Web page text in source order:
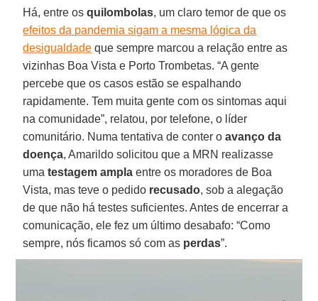
Há, entre osquilombolas, um claro temor de que os
efeitos da pandemia sigam a mesma lógica da
desigualdade que sempre marcou a relação entre as
vizinhas Boa Vista e Porto Trombetas. “A gente
percebe que os casos estão se espalhando
rapidamente. Tem muita gente com os sintomas aqui
na comunidade”, relatou, por telefone, o líder
comunitário. Numa tentativa de conter oavanço da
doença, Amarildo solicitou que a MRN realizasse
umatestagem ampla entre os moradores de Boa
Vista, mas teve o pedido recusado, sob a alegação
de que não há testes suficientes. Antes de encerrar a
comunicação, ele fez um último desabafo: “Como
sempre, nós ficamos só com as perdas”.